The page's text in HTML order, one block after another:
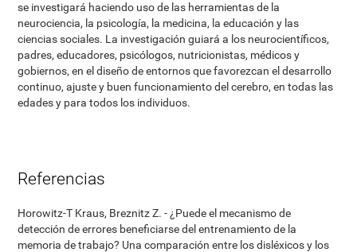
se investigará haciendo uso de las herramientas de la
neurociencia, la psicología, la medicina, la educación y las
ciencias sociales. La investigación guiará a los neurocientíficos,
padres, educadores, psicólogos, nutricionistas, médicos y
gobiernos, en el diseño de entornos que favorezcan el desarrollo
continuo, ajuste y buen funcionamiento del cerebro, en todas las
edades y para todos los individuos.
Referencias
Horowitz-T Kraus, Breznitz Z. - ¿Puede el mecanismo de
detección de errores beneficiarse del entrenamiento de la
memoria de trabajo? Una comparación entre los disléxicos y los